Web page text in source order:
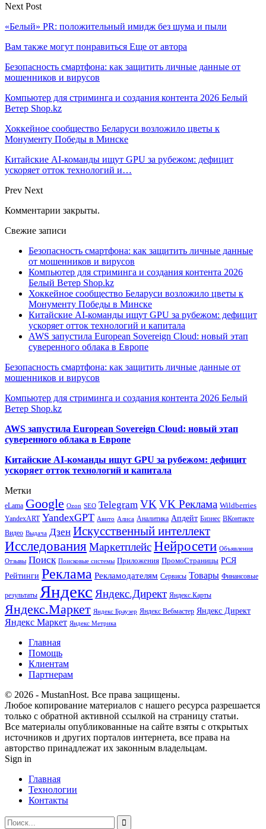
Next Post
«Белый» PR: положительный имидж без шума и пыли
Вам также могут понравиться Еще от автора
Безопасность смартфона: как защитить личные данные от
мошенников и вирусов
Компьютер для стриминга и создания контента 2026 Белый
Ветер Shop.kz
Хоккейное сообщество Беларуси возложило цветы к
Монументу Победы в Минске
Китайские AI-команды ищут GPU за рубежом: дефицит
ускоряет отток технологий и…
Prev Next
Комментарии закрыты.
Свежие записи
Безопасность смартфона: как защитить личные данные
от мошенников и вирусов
Компьютер для стриминга и создания контента 2026
Белый Ветер Shop.kz
Хоккейное сообщество Беларуси возложило цветы к
Монументу Победы в Минске
Китайские AI-команды ищут GPU за рубежом: дефицит
ускоряет отток технологий и капитала
AWS запустила European Sovereign Cloud: новый этап
суверенного облака в Европе
Безопасность смартфона: как защитить личные данные от
мошенников и вирусов
Компьютер для стриминга и создания контента 2026 Белый
Ветер Shop.kz
AWS запустила European Sovereign Cloud: новый этап
суверенного облака в Европе
Китайские AI-команды ищут GPU за рубежом: дефицит
ускоряет отток технологий и капитала
Метки
eLama Google Ozon SEO Telegram VK VK Реклама Wildberries
YandexART YandexGPT Авито Алиса Аналитика Апдейт Бизнес ВКонтакте
Видео Выдача Дзен Искусственный интеллект
Исследования МаркетплейсНейросети Объявления
Отзывы Поиск Поисковые системы Приложения ПромоСтраницы РСЯ
Рейтинги Реклама Рекламодателям Сервисы Товары Финансовые
результаты Яндекс Яндекс.Директ Яндекс.Карты
Яндекс.Маркет Яндекс Браузер Яндекс Вебмастер Яндекс Директ
Яндекс Маркет Яндекс Метрика
Главная
Помощь
Клиентам
Партнерам
© 2026 - MustanHost. Все права защищены.
Любое копирование материалов с нашего ресурса разрешается
только с обратной активной ссылкой на страницу статьи.
Все материалы опубликованные на сайте взяты с открытых
источников и других порталов интернета, все права на
авторство принадлежат их законным владельцам.
Sign in
Главная
Технологии
Контакты